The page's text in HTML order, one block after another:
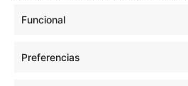
Funcional
Preferencias
Política de cookies